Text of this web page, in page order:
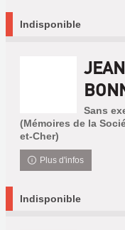
Indisponible
Sans
(Mémoires de la
et-Cher)
Plus d'infos
Indisponible